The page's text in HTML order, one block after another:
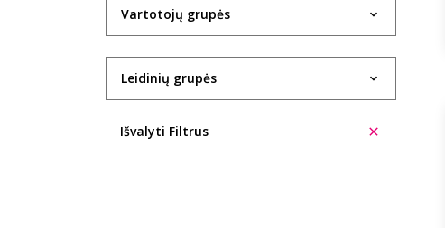
Vartotojų grupės
Leidinių grupės
Išvalyti Filtrus